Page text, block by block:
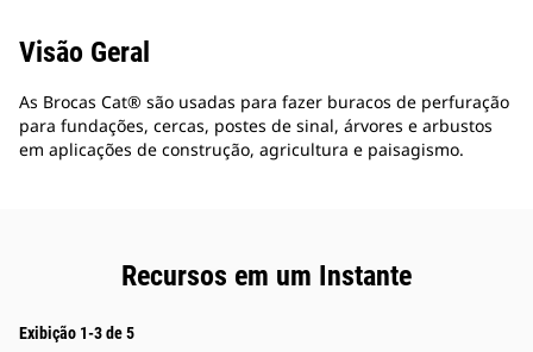
Visão Geral
As Brocas Cat® são usadas para fazer buracos de perfuração
para fundações, cercas, postes de sinal, árvores e arbustos
em aplicações de construção, agricultura e paisagismo.
Recursos em um Instante
Exibição 1-3 de 5